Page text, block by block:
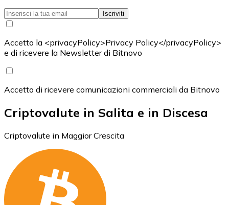
Iscriviti
Accetto la <privacyPolicy>Privacy Policy</privacyPolicy>
e di ricevere la Newsletter di Bitnovo
Accetto di ricevere comunicazioni commerciali da Bitnovo
Criptovalute in Salita e in Discesa
Criptovalute in Maggior Crescita